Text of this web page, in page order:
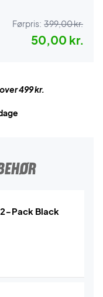
Førpris: 399,00 kr.
50,00 kr.
499 kr.
2-Pack Black